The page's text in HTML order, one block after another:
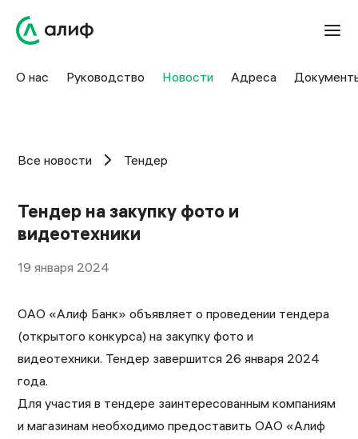
О нас Руководство Новости Адреса
Все новости Тендер
Тендер на закупку фото и
видеотехники
19 января 2024
ОАО «Алиф Банк» объявляет о проведении тендера
(открытого конкурса) на закупку фото и
видеотехники. Тендер завершится 26 января 2024
года.
Для участия в тендере заинтересованным компаниям
и магазинам необходимо предоставить ОАО «Алиф